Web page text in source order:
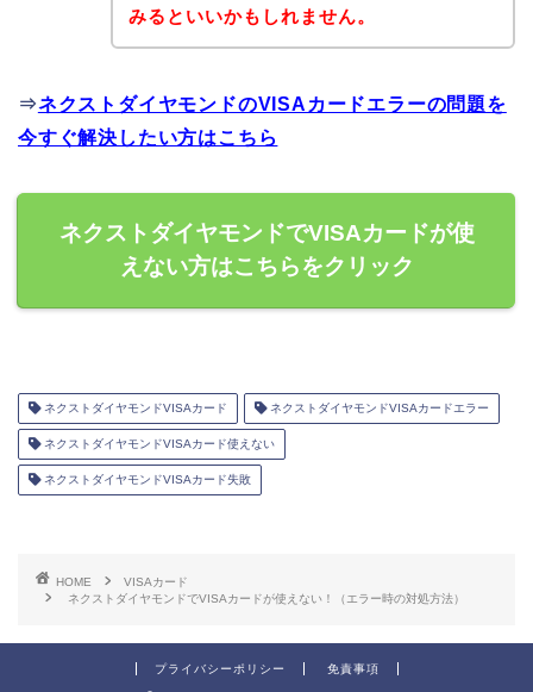
みるといいかもしれません。
⇒ネクストダイヤモンドのVISAカードエラーの問題を
今すぐ解決したい方はこちら
ネクストダイヤモンドでVISAカードが使
えない方はこちらをクリック
ネクストダイヤモンドVISAカード ネクストダイヤモンドVISAカードエラー
ネクストダイヤモンドVISAカード使えない
ネクストダイヤモンドVISAカード失敗
HOME
VISAカード
ネクストダイヤモンドでVISAカードが使えない！（エラー時の対処方法）
プライバシーポリシー 免責事項